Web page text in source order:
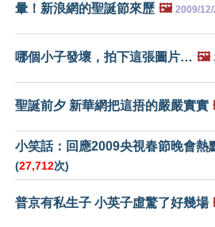
暈！新浪網的聖誕節來歷 🖼️ 2009/
哪個小子發壞，拍下這張圖片… 🖼️
聖誕前夕 新華網把這捂的嚴嚴實實
小笑話：回應2009央視春節晚會熱
(27,712次)
普京有私生子 小英子虛驚了好幾場